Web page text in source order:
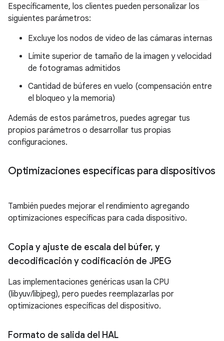
Específicamente, los clientes pueden personalizar los
siguientes parámetros:
Excluye los nodos de video de las cámaras internas
Límite superior de tamaño de la imagen y velocidad
de fotogramas admitidos
Cantidad de búferes en vuelo (compensación entre
el bloqueo y la memoria)
Además de estos parámetros, puedes agregar tus
propios parámetros o desarrollar tus propias
configuraciones.
Optimizaciones específicas para dispositivos
También puedes mejorar el rendimiento agregando
optimizaciones específicas para cada dispositivo.
Copia y ajuste de escala del búfer, y
decodificación y codificación de JPEG
Las implementaciones genéricas usan la CPU
(libyuv/libjpeg), pero puedes reemplazarlas por
optimizaciones específicas del dispositivo.
Formato de salida del HAL